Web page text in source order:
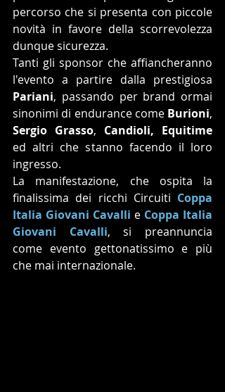
percorso che si presenta con piccole
novità in favore della scorrevolezza
dunque sicurezza.
Tanti gli sponsor che affiancheranno
Pariani, passando per brand ormai
sinonimi di endurance come Burioni
Sergio Grasso, Candioli, Equitime
ed altri che stanno facendo il loro
ingresso.
La manifestazione, che ospita la
finalissima dei ricchi Circuiti Coppa
Italia Giovani Cavalli e Coppa Italia
Giovani Cavalli, si preannuncia
come evento gettonatissimo e più
che mai internazionale.